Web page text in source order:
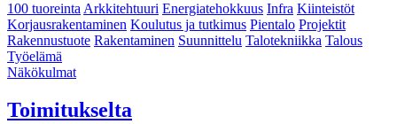
100 tuoreintaArkkitehtuuri Energiatehokkuus Infra Kiinteistöt
Korjausrakentaminen Koulutus ja tutkimus Pientalo Projektit
Rakennustuote Rakentaminen Suunnittelu Talotekniikka Talous
Työelämä
Näkökulmat
Toimitukselta